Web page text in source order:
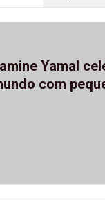
Yamal
com